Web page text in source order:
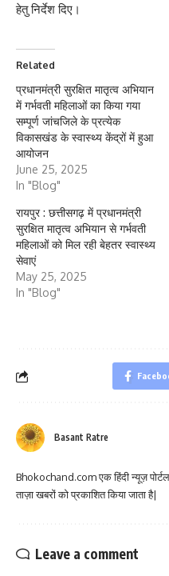
हेतु निर्देश दिए।
Related
प्रधानमंत्री सुरक्षित मातृत्व अभियान
में गर्भवती महिलाओं का किया गया
सम्पूर्ण जांचजिले के प्रत्येक
विकासखंड के स्वास्थ्य केंद्रों में हुआ
आयोजन
June 25, 2025
In "Blog"
रायपुर : छत्तीसगढ़ में प्रधानमंत्री
सुरक्षित मातृत्व अभियान से गर्भवती
महिलाओं को मिल रही बेहतर स्वास्थ्य
सेवाएं
May 25, 2025
In "Blog"
Basant Ratre
Bhokochand.com एक हिंदी न्यूज़
ताज़ा खबरों को प्रकाशित किया जाता है|
Leave a comment